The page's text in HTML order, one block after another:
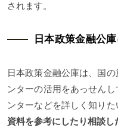
されます。
日本政策金融公
日本政策金融公庫は、国
ンターの活用をあっせん
ンターなどを詳しく知りた
資料を参考にしたり相談し